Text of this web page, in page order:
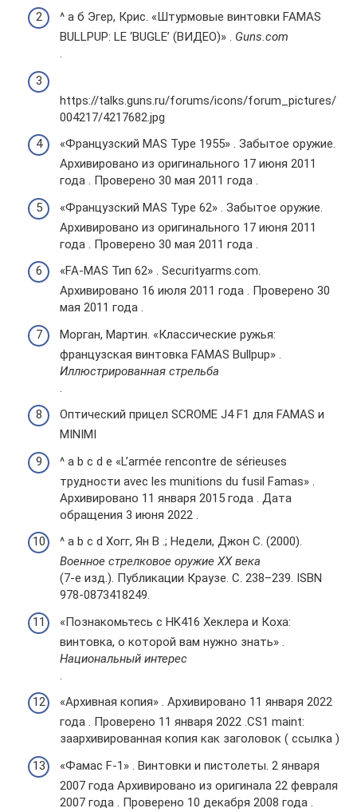
^ а б Эгер, Крис. «Штурмовые винтовки FAMAS
BULLPUP: LE ‘BUGLE’ (ВИДЕО)» . Guns.com
.
https://talks.guns.ru/forums/icons/forum_pictures/
004217/4217682.jpg
«Французский MAS Type 1955» . Забытое оружие.
Архивировано из оригинального 17 июня 2011
года . Проверено 30 мая 2011 года .
«Французский MAS Type 62» . Забытое оружие.
Архивировано из оригинального 17 июня 2011
года . Проверено 30 мая 2011 года .
«FA-MAS Тип 62» . Securityarms.com.
Архивировано 16 июля 2011 года . Проверено 30
мая 2011 года .
Морган, Мартин. «Классические ружья:
французская винтовка FAMAS Bullpup» .
Иллюстрированная стрельба
Оптический прицел SCROME J4 F1 для FAMAS и
MINIMI
^ a b c d e «L’armée rencontre de sérieuses
трудности avec les munitions du fusil Famas» .
Архивировано 11 января 2015 года . Дата
обращения 3 июня 2022 .
^ a b c d Хогг, Ян В .; Недели, Джон С. (2000).
Военное стрелковое оружие ХХ века
(7-е изд.). Публикации Краузе. С. 238–239. ISBN
978-0873418249.
«Познакомьтесь с HK416 Хеклера и Коха:
винтовка, о которой вам нужно знать» .
Национальный интерес
«Архивная копия» . Архивировано 11 января 2022
года . Проверено 11 января 2022 .CS1 maint:
заархивированная копия как заголовок ( ссылка )
«Фамас F-1» . Винтовки и пистолеты. 2 января
2007 года Архивировано из оригинала 22 февраля
2007 года . Проверено 10 декабря 2008 года .